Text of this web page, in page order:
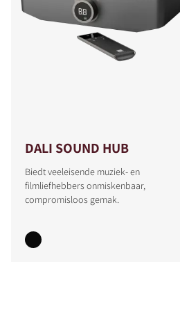
DALI SOUND HUB
Biedt veeleisende muziek- en
filmliefhebbers onmiskenbaar,
compromisloos gemak.